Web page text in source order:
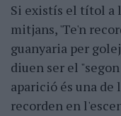
Si existís el títol a
mitjans, 'Te'n
guanyaria per
diuen ser el
aparició és una de
recorden en